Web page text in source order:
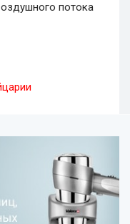
потока